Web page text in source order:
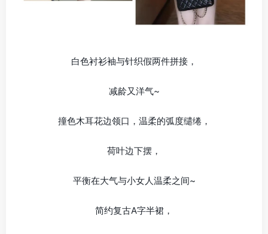
白色衬衫袖与针织假两件拼接，
减龄又洋气~
撞色木耳花边领口，温柔的弧度缱绻，
荷叶边下摆，
平衡在大气与小女人温柔之间~
简约复古A字半裙，